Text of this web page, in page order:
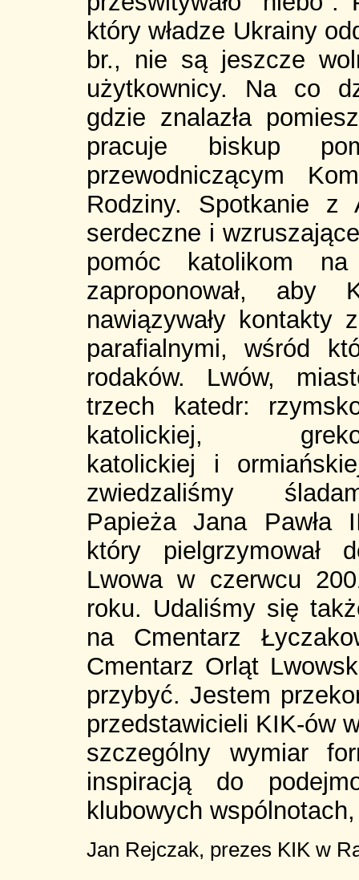
który władze Ukrainy
br., nie są jeszcze
użytkownicy. Na co
gdzie znalazła
pracuje biskup
przewodniczącym
Rodziny. Spotkanie z
serdeczne i
pomóc katolikom na
zaproponował, aby
nawiązywały kontakty
parafialnymi, wśród
rodaków. Lwów,
trzech katedr:
katolickiej,
katolickiej i
zwiedzaliśmy
Papieża Jana Pawła
który pielgrzymował
Lwowa w czerwcu
roku. Udaliśmy się
na Cmentarz
Cmentarz Orląt
przybyć. Jestem
przedstawicieli KIK-ów
szczególny wymiar
inspiracją do
klubowych
Jan Rejczak, prezes KIK w